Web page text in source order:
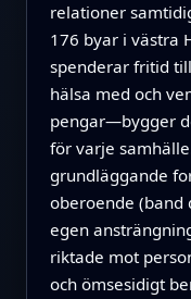
relationer
176 byar i västra
spenderar fritid
hälsa med och
pengar—bygger
för varje
grundläggande
oberoende (band
egen
riktade mot
och ömsesidigt